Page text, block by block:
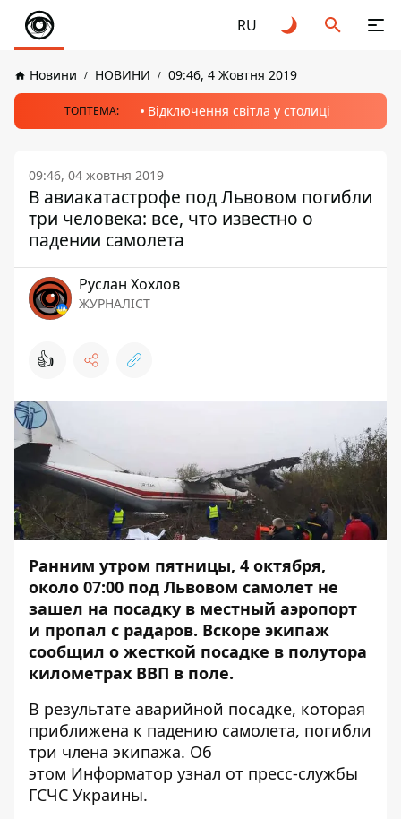
RU
Новини НОВИНИ 09:46, 4 Жовтня 2019
ТОПТЕМА: Відключення світла у столиці
09:46, 04 жовтня 2019
В авиакатастрофе под Львовом погибли
три человека: все, что известно о
падении самолета
Руслан Хохлов
ЖУРНАЛІСТ
👍
Ранним утром пятницы, 4 октября,
около 07:00 под Львовом самолет не
зашел на посадку в местный аэропорт
и пропал с радаров. Вскоре экипаж
сообщил о жесткой посадке в полутора
километрах ВВП в поле.
В результате аварийной посадке, которая
приближена к падению самолета, погибли
три члена экипажа. Об
этом Информатор узнал от пресс-службы
ГСЧС Украины.